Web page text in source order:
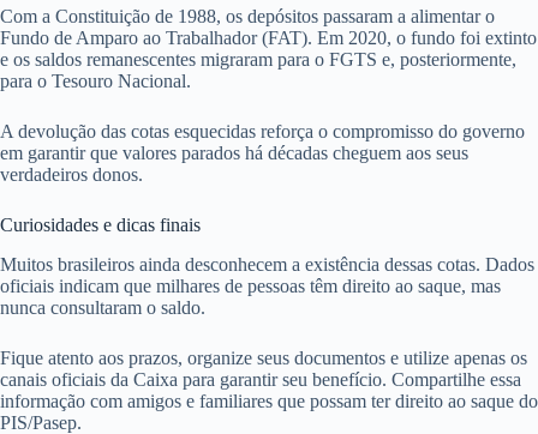
Com a Constituição de 1988, os depósitos passaram a alimentar o
Fundo de Amparo ao Trabalhador (FAT). Em 2020, o fundo foi extinto
e os saldos remanescentes migraram para o FGTS e, posteriormente,
para o Tesouro Nacional.
A devolução das cotas esquecidas reforça o compromisso do governo
em garantir que valores parados há décadas cheguem aos seus
verdadeiros donos.
Curiosidades e dicas finais
Muitos brasileiros ainda desconhecem a existência dessas cotas. Dados
oficiais indicam que milhares de pessoas têm direito ao saque, mas
nunca consultaram o saldo.
Fique atento aos prazos, organize seus documentos e utilize apenas os
canais oficiais da Caixa para garantir seu benefício. Compartilhe essa
informação com amigos e familiares que possam ter direito ao saque do
PIS/Pasep.